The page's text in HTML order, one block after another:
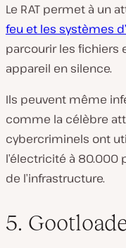
Le RAT permet à un
feu et les systèmes
parcourir les fichiers
appareil en silence.
Ils peuvent même
comme la célèbre
cybercriminels ont
l’électricité à
de l’infrastructure.
5.